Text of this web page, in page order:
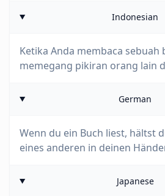
Indonesian
Ketika Anda membaca sebuah
memegang pikiran orang lain
German
Wenn du ein Buch liest, hältst
eines anderen in deinen
Japanese